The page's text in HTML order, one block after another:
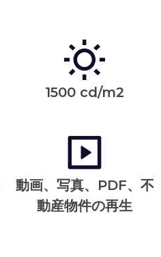
1500 cd/m2
動画、写真、PDF、不
動産物件の再生